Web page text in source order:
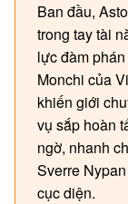
Ban đầu,
trong tay tài
lực đàm
Monchi của
khiến giới
vụ sắp hoàn
ngờ, nhanh
Sverre
cục diện.